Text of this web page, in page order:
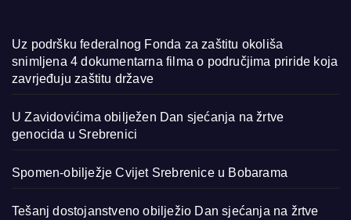
Uz podršku federalnog Fonda za zaštitu okoliša
snimljena 4 dokumentarna filma o područjima priride koja
zavrjeđuju zaštitu države
U Zavidovićima obilježen Dan sjećanja na žrtve
genocida u Srebrenici
Spomen-obilježje Cvijet Srebrenice u Bobarama
Tešanj dostojanstveno obilježio Dan sjećanja na žrtve